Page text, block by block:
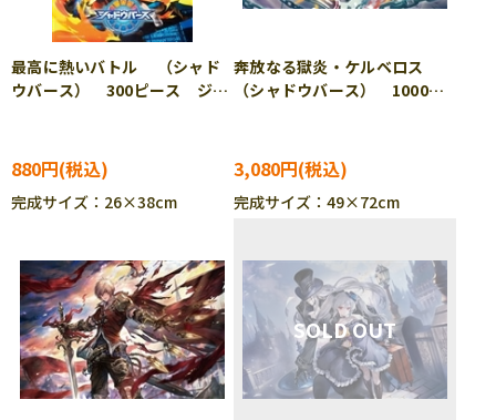
最高に熱いバトル （シャド
ウバース） 300ピース ジグ
880円
完成サイズ：26×38cm
奔放なる獄炎・ケルベロス
（シャドウバース） 1000ピ
3,080円
完成サイズ：49×72cm